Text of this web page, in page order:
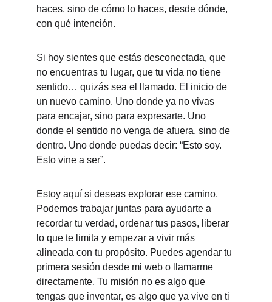
haces, sino de cómo lo haces, desde dónde,
con qué intención.
Si hoy sientes que estás desconectada, que
no encuentras tu lugar, que tu vida no tiene
sentido… quizás sea el llamado. El inicio de
un nuevo camino. Uno donde ya no vivas
para encajar, sino para expresarte. Uno
donde el sentido no venga de afuera, sino de
dentro. Uno donde puedas decir: “Esto soy.
Esto vine a ser”.
Estoy aquí si deseas explorar ese camino.
Podemos trabajar juntas para ayudarte a
recordar tu verdad, ordenar tus pasos, liberar
lo que te limita y empezar a vivir más
alineada con tu propósito. Puedes agendar tu
primera sesión desde mi web o llamarme
directamente. Tu misión no es algo que
tengas que inventar, es algo que ya vive en ti